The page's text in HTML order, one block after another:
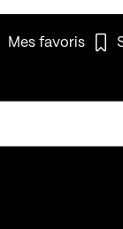
Mes favoris